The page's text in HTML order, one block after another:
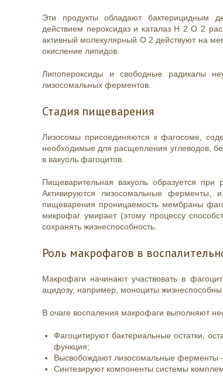
Эти продукты обладают бактерицидным
действием пероксидаз и каталаз H 2 O 2
активный молекулярный O 2 действуют на
окисление липидов.
Липопероксиды и свободные радикалы
лизосомальных ферментов.
Стадия пищеварения
Лизосомы присоединяются к фагосоме,
необходимые для расщепления углеводов,
в вакуоль фагоцитов.
Пищеварительная вакуоль образуется
Активируются лизосомальные ферменты,
пищеварения проницаемость мембраны
микрофаг умирает (этому процессу
сохранять жизнеспособность.
Роль макрофагов в
Макрофаги начинают участвовать в
ацидозу, например, моноциты
В очаге воспаления макрофаги выполняют
Фагоцитируют бактериальные остатки,
функция;
Высвобождают лизосомальные ферменты
Синтезируют компоненты системы